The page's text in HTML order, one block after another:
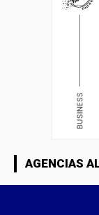
AGENCIAS